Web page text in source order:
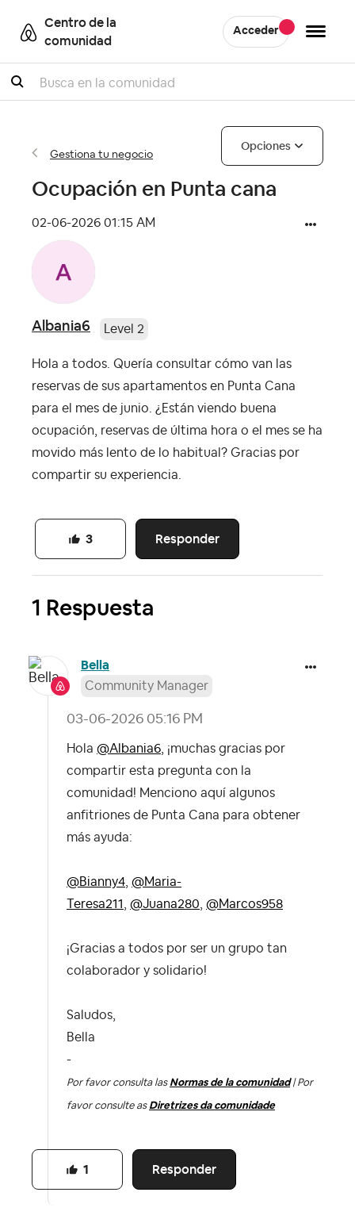
Centro de la
comunidad
Acceder
Buscar
Gestiona tu negocio
Opciones
Ocupación en Punta cana
‎02-06-2026 01:15 AM
Albania6 Level 2
Hola a todos. Quería consultar cómo van las
reservas de sus apartamentos en Punta Cana
para el mes de junio. ¿Están viendo buena
ocupación, reservas de última hora o el mes se ha
movido más lento de lo habitual? Gracias por
compartir su experiencia.
Responder
3
1 Respuesta
Bella
Community Manager
‎03-06-2026 05:16 PM
Hola @Albania6 , ¡muchas gracias por
compartir esta pregunta con la
comunidad! Menciono aquí algunos
anfitriones de Punta Cana para obtener
más ayuda:
@Bianny4 @Maria-
Teresa211
@Juana280 @Marcos958
¡Gracias a todos por ser un grupo tan
colaborador y solidario!
Saludos,
Bella
-
Por favor consulta las Normas de la comunidad| Por
favor consulte as Diretrizes da comunidade
Responder
1